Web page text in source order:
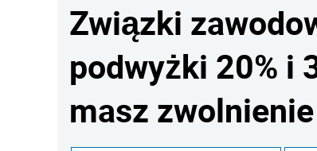
Związki
podwyżki 20% i
masz